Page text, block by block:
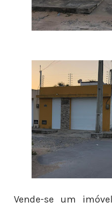
Vende-se um